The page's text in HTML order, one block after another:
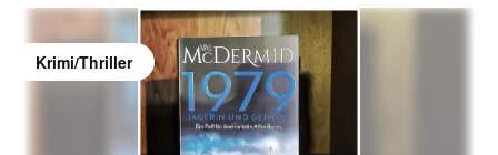
Krimi/Thriller